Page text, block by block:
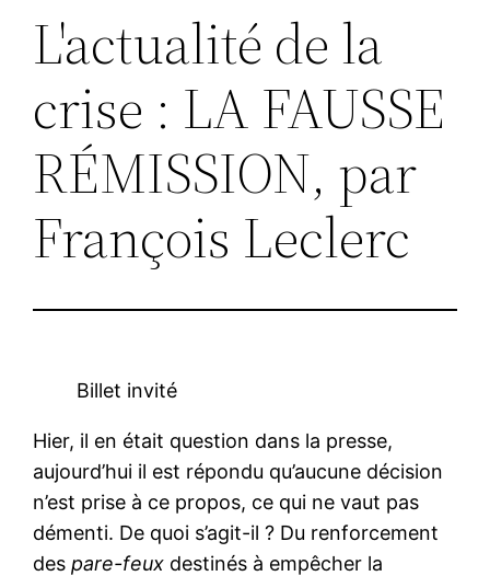
L'actualité de la
crise : LA FAUSSE
RÉMISSION, par
François Leclerc
Billet invité
Hier, il en était question dans la presse,
aujourd’hui il est répondu qu’aucune décision
n’est prise à ce propos, ce qui ne vaut pas
démenti. De quoi s’agit-il ? Du renforcement
despare-feux destinés à empêcher la